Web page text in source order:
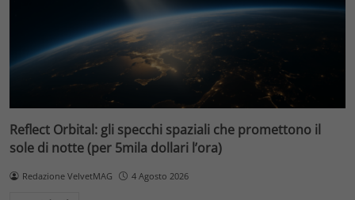
Reflect Orbital: gli specchi spaziali che promettono il
sole di notte (per 5mila dollari l’ora)
Redazione VelvetMAG 4 Agosto 2026